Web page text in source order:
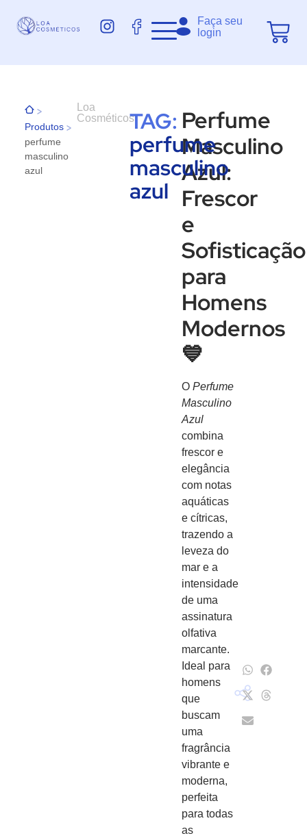
Faça seu
login
>
Produtos >
perfume
masculino
azul
Loa
CosméticosTAG:
perfume
masculino
azul
Perfume
Masculino
Azul:
Frescor
e
Sofisticação
para
Homens
Modernos
💙
O Perfume
Masculino
Azul
combina
frescor e
elegância
com notas
aquáticas
e cítricas,
trazendo a
leveza do
mar e a
intensidade
de uma
assinatura
olfativa
marcante.
Ideal para
homens
que
buscam
uma
fragrância
vibrante e
moderna,
perfeita
para todas
as